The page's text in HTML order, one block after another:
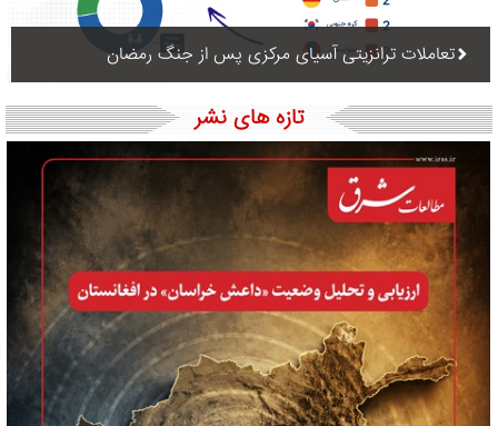
تعاملات ترانزیتی آسیای مرکزی پس از جنگ رمضان
تازه های نشر